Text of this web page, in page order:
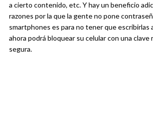
a cierto contenido, etc. Y hay un beneficio
razones por la que la gente no pone
smartphones es para no tener que escribirlas
ahora podrá bloquear su celular con una clave
segura.